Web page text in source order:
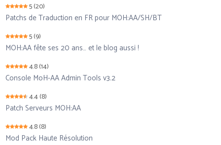
5(20)
Patchs de Traduction en FR pour MOH:AA/SH/BT
5(9)
MOH:AA fête ses 20 ans… et le blog aussi !
4.8(14)
Console MoH-AA Admin Tools v3.2
4.4(8)
Patch Serveurs MOH:AA
4.8(8)
Mod Pack Haute Résolution